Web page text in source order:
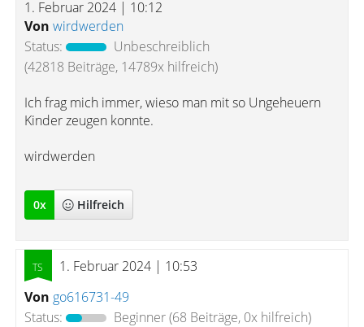
1. Februar 2024 | 10:12
Von wirdwerden
Status:
Unbeschreiblich
(42818 Beiträge, 14789x hilfreich)
Ich frag mich immer, wieso man mit so Ungeheuern
Kinder zeugen konnte.
wirdwerden
0x Hilfreich
1. Februar 2024 | 10:53
Von go616731-49
Status:
Beginner(68 Beiträge, 0x hilfreich)